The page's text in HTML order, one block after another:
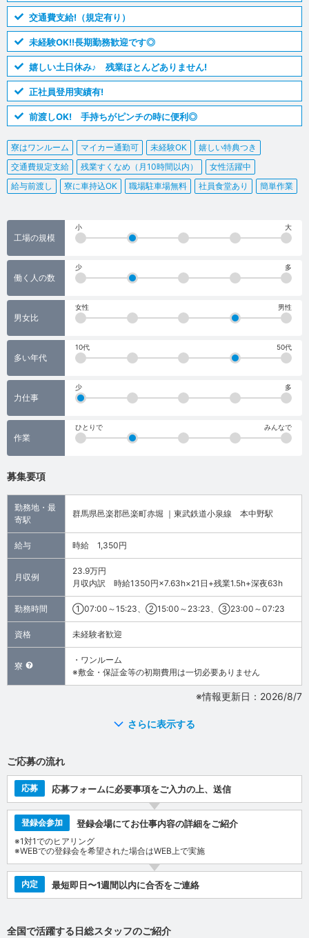
交通費支給!（規定有り）
未経験OK!!長期勤務歓迎です◎
嬉しい土日休み♪ 残業ほとんどありません!
正社員登用実績有!
前渡しOK! 手持ちがピンチの時に便利◎
寮はワンルーム マイカー通勤可 未経験OK
嬉しい特典つき
交通費規定支給
残業すくなめ（月10時間以内）
女性活躍中
給与前渡し
寮に車持込OK 職場駐車場無料 社員食堂あり 簡単作業
工場の規模
小 大
働く人の数
少 多
男女比
女性 男性
多い年代
10代 50代
力仕事
少 多
作業
ひとりで みんなで
募集要項
勤務地・最
寄駅
群馬県邑楽郡邑楽町赤堀 ｜東武鉄道小泉線 本中野駅
給与 時給 1,350円
月収例
23.9万円
月収内訳 時給1350円×7.63h×21日+残業1.5h+深夜63h
勤務時間 ①07:00～15:23、②15:00～23:23、③23:00～07:23
資格 未経験者歓迎
寮
・ワンルーム
※敷金・保証金等の初期費用は一切必要ありません
※情報更新日：2026/8/7
さらに表示する
ご応募の流れ
応募 応募フォームに必要事項をご入力の上、送信
登録会参加 登録会場にてお仕事内容の詳細をご紹介
※1対1でのヒアリング
※WEBでの登録会を希望された場合はWEB上で実施
内定 最短即日〜1週間以内に合否をご連絡
全国で活躍する日総スタッフのご紹介